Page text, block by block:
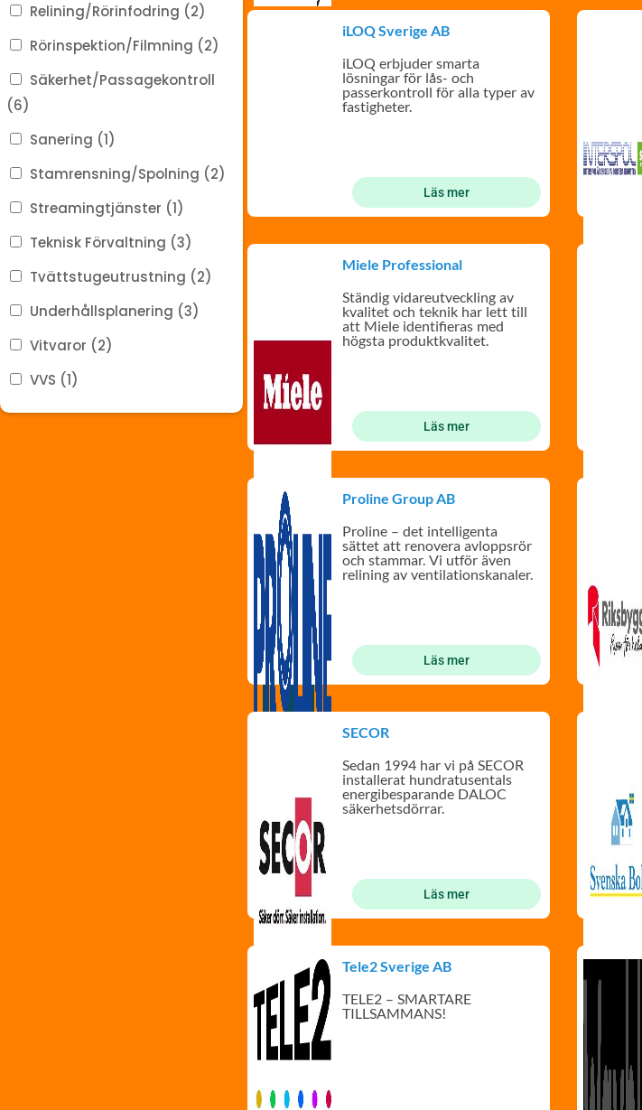
Relining/Rörinfodring (2)
Rörinspektion/Filmning (2)
Säkerhet/Passagekontroll
(6)
Sanering (1)
Stamrensning/Spolning (2)
Streamingtjänster (1)
Teknisk Förvaltning (3)
Tvättstugeutrustning (2)
Underhållsplanering (3)
Vitvaror (2)
VVS (1)
iLOQ Sverige AB
iLOQ erbjuder smarta
lösningar för lås- och
passerkontroll för alla typer av
fastigheter.
Läs mer
Miele Professional
Ständig vidareutveckling av
kvalitet och teknik har lett till
att Miele identifieras med
högsta produktkvalitet.
Läs mer
Proline Group AB
Proline – det intelligenta
sättet att renovera avloppsrör
och stammar. Vi utför även
relining av ventilationskanaler.
Läs mer
SECOR
Sedan 1994 har vi på SECOR
installerat hundratusentals
energibesparande DALOC
säkerhetsdörrar.
Läs mer
Tele2 Sverige AB
TELE2 – SMARTARE
TILLSAMMANS!